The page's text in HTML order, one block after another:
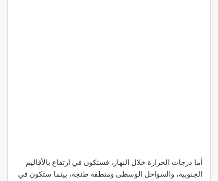
أما درجات الحرارة خلال النهار، فستكون في ارتفاع بالأقاليم
الجنوبية، والسواحل الوسطى ومنطقة طنجة، بينما ستكون في